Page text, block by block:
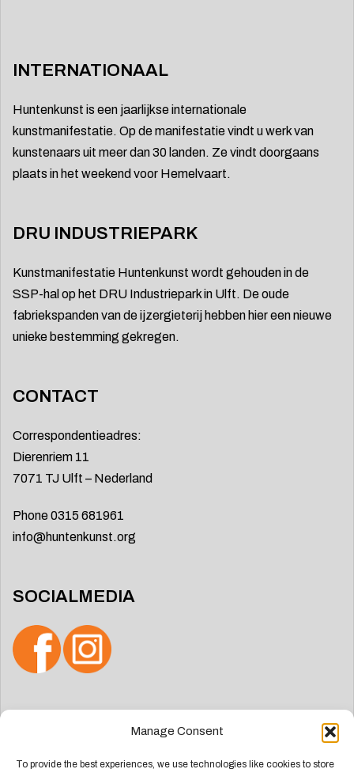
Manage Consent
To provide the best experiences, we use technologies like cookies to store
INTERNATIONAAL
Huntenkunst is een jaarlijkse internationale
kunstmanifestatie. Op de manifestatie vindt u werk van
kunstenaars uit meer dan 30 landen. Ze vindt doorgaans
plaats in het weekend voor Hemelvaart.
DRU INDUSTRIEPARK
Kunstmanifestatie Huntenkunst wordt gehouden in de
SSP-hal op het DRU Industriepark in Ulft. De oude
fabriekspanden van de ijzergieterij hebben hier een nieuwe
unieke bestemming gekregen.
CONTACT
Correspondentieadres:
Dierenriem 11
7071 TJ Ulft – Nederland
Phone 0315 681961
info@huntenkunst.org
SOCIALMEDIA